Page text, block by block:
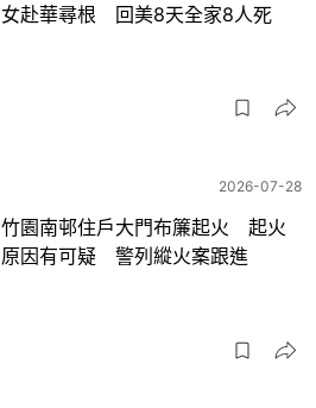
女赴華尋根 回美8天全家8人死
2026-07-28
竹園南邨住戶大門布簾起火 起火
原因有可疑 警列縱火案跟進